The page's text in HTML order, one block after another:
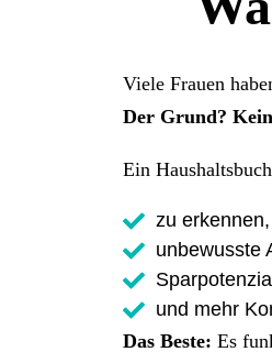
Viele Frauen
Der Grund?
Ein
zu
unbewusste
und mehr
Das Beste: Es